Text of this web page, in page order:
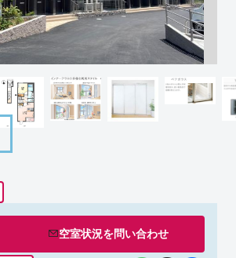
空室状況を問い合わせ